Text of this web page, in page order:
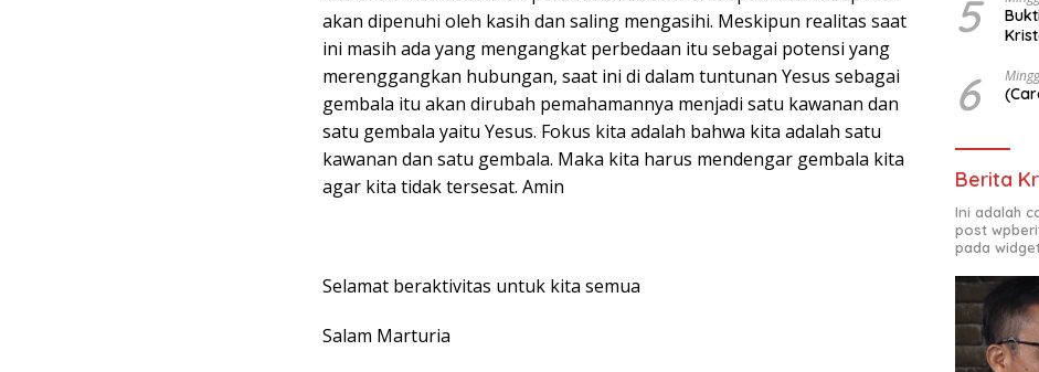
akan dipenuhi oleh kasih dan saling mengasihi. Meskipun realitas saat
ini masih ada yang mengangkat perbedaan itu sebagai potensi yang
merenggangkan hubungan, saat ini di dalam tuntunan Yesus sebagai
gembala itu akan dirubah pemahamannya menjadi satu kawanan dan
satu gembala yaitu Yesus. Fokus kita adalah bahwa kita adalah satu
kawanan dan satu gembala. Maka kita harus mendengar gembala kita
agar kita tidak tersesat. Amin
Selamat beraktivitas untuk kita semua
Salam Marturia
5
6
Berita
Ini adalah
post
pada